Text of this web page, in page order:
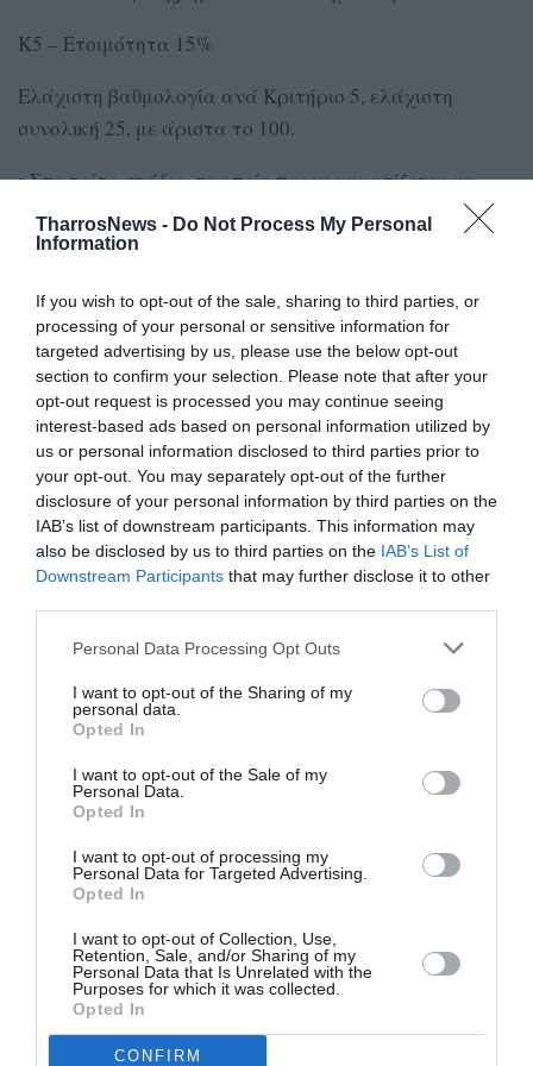
TharrosNews - Do Not Process My Personal
Information
If you wish to opt-out of the sale, sharing to third parties, or
processing of your personal or sensitive information for
targeted advertising by us, please use the below opt-out
section to confirm your selection. Please note that after your
opt-out request is processed you may continue seeing
interest-based ads based on personal information utilized by
us or personal information disclosed to third parties prior to
your opt-out. You may separately opt-out of the further
disclosure of your personal information by third parties on the
IAB’s list of downstream participants. This information may
also be disclosed by us to third parties on the IAB’s List of
Downstream Participants that may further disclose it to other
Personal Data Processing Opt Outs
I want to opt-out of the Sharing of my
personal data.
Opted In
I want to opt-out of the Sale of my
Personal Data.
Opted In
I want to opt-out of processing my
Personal Data for Targeted Advertising.
Opted In
I want to opt-out of Collection, Use,
Retention, Sale, and/or Sharing of my
Personal Data that Is Unrelated with the
Purposes for which it was collected.
Opted In
CONFIRM
Κ5 – Ετοιμότητα 15%
Ελάχιστη βαθμολογία ανά Κριτήριο 5, ελάχιστη
συνολική 25, με άριστα το 100.
• Στο τρίτο στάδιο, το οποίο προγραμματίζεται να
υλοποιηθεί εντός των μηνών Απριλίου – Μαΐου –
Ιουνίου, θα εφαρμοστεί πρόγραμμα «Coaching» των
Μία συνεδρία προβλέπεται να πραγματοποιηθεί διά
ζώσης και 5 εξ αποστάσεως. Οι συνεδρίες θα αφορούν
στη βελτίωση των επιχειρηματικών ιδεών και την
«προπόνηση» των ανέργων από ειδικούς, αναφορικά
με τις βέλτιστες πρακτικές που μπορούν να
ενσωματώσουν στο επιχειρηματικό τους πλάνο.
• Αμέσως μετά, δηλαδή εντός του διμήνου Ιούλιος –
Αύγουστος, αναμένεται να ακολουθήσει το 4ο στάδιο,
κατά τη διάρκεια του οποίου ο ΟΑΕΔ θα απευθύνει τη
δεύτερη πρόσκληση προς τους 3.000 δυνητικούς
φορά επιχειρηματικών σχεδίων προς επιδότηση.
και έναρξης επιχορήγησης, το οποίο υπολογίζεται να
ξεκινήσει εντός Σεπτεμβρίου, θα περάσουν εν τέλει
2.500 ωφελούμενοι, οι οποίοι θα ξεκινήσουν να
επιδοτούνται με σκοπό τη δημιουργία της δικής τους
ΕΣΠΑ